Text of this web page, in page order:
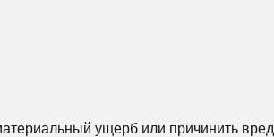
ущерб или причинить вред